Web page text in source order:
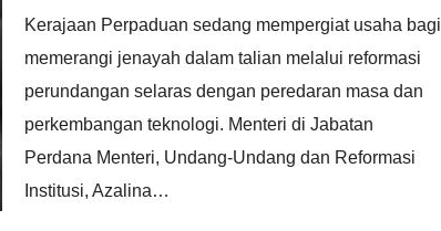
Kerajaan Perpaduan sedang mempergiat usaha bagi
memerangi jenayah dalam talian melalui reformasi
perundangan selaras dengan peredaran masa dan
perkembangan teknologi. Menteri di Jabatan
Perdana Menteri, Undang-Undang dan Reformasi
Institusi, Azalina…